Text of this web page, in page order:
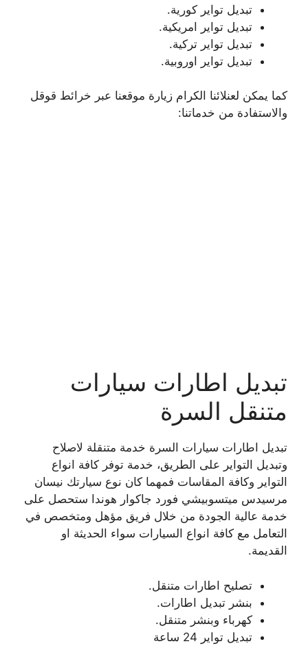
تبديل تواير كورية.
تبديل تواير امريكية.
تبديل تواير تركية.
تبديل تواير اوروبية.
كما يمكن لعنلائنا الكرام زيارة موقعنا عبر خرائط قوقل
والاستفادة من خدماتنا:
تبديل اطارات سيارات
متنقل السرة
تبديل اطارات سيارات السرة خدمة متنقلة لاصلاح
وتبديل التواير على الطريق، خدمة توفر كافة انواع
التواير وكافة المقاسات فمهما كان نوع سيارتك نيسان
مرسيدس ميتسوبيشي فورد جاكوار هوندا ستحصل على
خدمة عالية الجودة من خلال فريق مؤهل ومتخصص في
التعامل مع كافة انواع السيارات سواء الحديثة او
القديمة.
تصليح اطارات متنقل.
بنشر تبديل اطارات.
كهرباء وبنشر متنقل.
تبديل تواير 24 ساعة